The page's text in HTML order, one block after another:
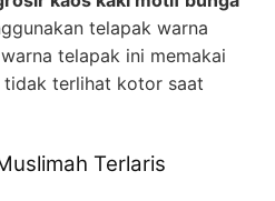
telapak warna
telapak ini memakai
terlihat kotor saat
Terlaris